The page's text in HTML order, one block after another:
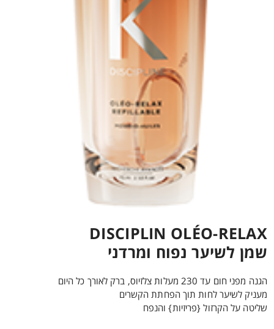
DISCIPLIN OLÉO-RELAX
שמן לשיער נפוח ומרדני
הגנה מפני חום עד 230 מעלות צלזיוס, ברק לאורך כל היום
מעניק לשיער לחות תוך הפחתת הקשרים
שליטה על הקרזול {פריזיות} והנפח